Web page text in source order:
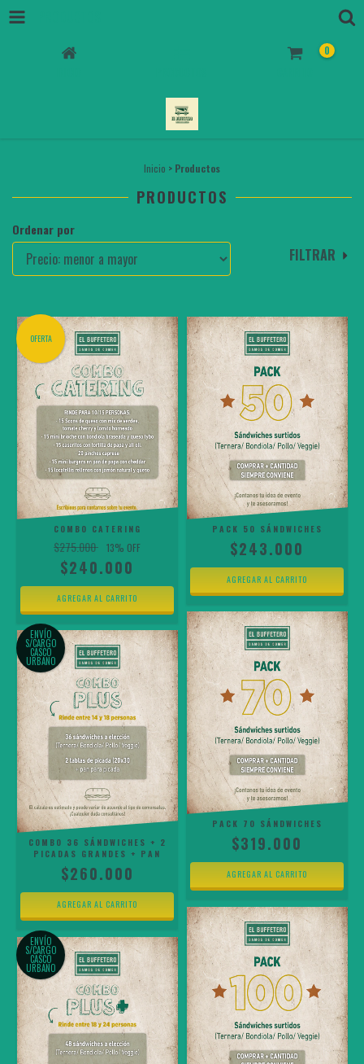
0
Inicio > Productos
PRODUCTOS
Ordenar por
FILTRAR
OFERTA
COMBO CATERING
$275.000 13% OFF
$240.000
PACK 50 SÁNDWICHES
$243.000
ENVÍO
S/CARGO
CASCO
URBANO
COMBO 36 SÁNDWICHES + 2
PICADAS GRANDES + PAN
$260.000
PACK 70 SÁNDWICHES
$319.000
ENVÍO
S/CARGO
CASCO
URBANO